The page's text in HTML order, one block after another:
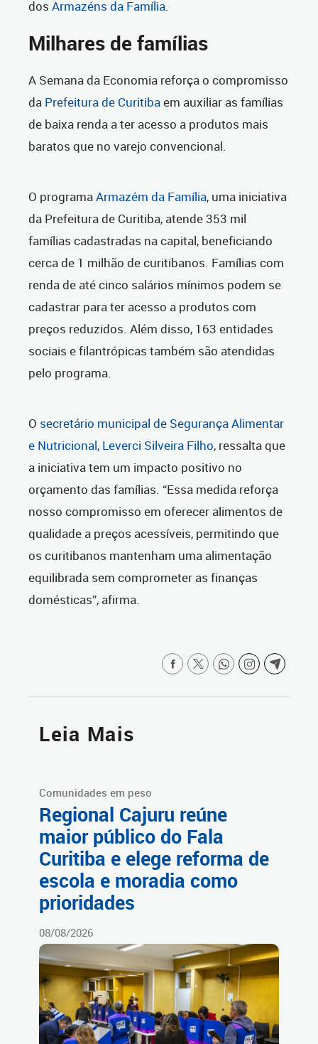
dos Armazéns da Família.
Milhares de famílias
A Semana da Economia reforça o compromisso
da Prefeitura de Curitibaem auxiliar as famílias
de baixa renda a ter acesso a produtos mais
baratos que no varejo convencional.
O programaArmazém da Família, uma iniciativa
da Prefeitura de Curitiba, atende 353 mil
famílias cadastradas na capital, beneficiando
cerca de 1 milhão de curitibanos. Famílias com
renda de até cinco salários mínimos podem se
cadastrar para ter acesso a produtos com
preços reduzidos. Além disso, 163 entidades
sociais e filantrópicas também são atendidas
pelo programa.
O secretário municipal de Segurança Alimentar
e Nutricional, Leverci Silveira Filho, ressalta que
a iniciativa tem um impacto positivo no
orçamento das famílias. “Essa medida reforça
nosso compromisso em oferecer alimentos de
qualidade a preços acessíveis, permitindo que
os curitibanos mantenham uma alimentação
equilibrada sem comprometer as finanças
domésticas”, afirma.
Leia Mais
Comunidades em peso
Regional Cajuru reúne
maior público do Fala
Curitiba e elege reforma de
escola e moradia como
prioridades
08/08/2026